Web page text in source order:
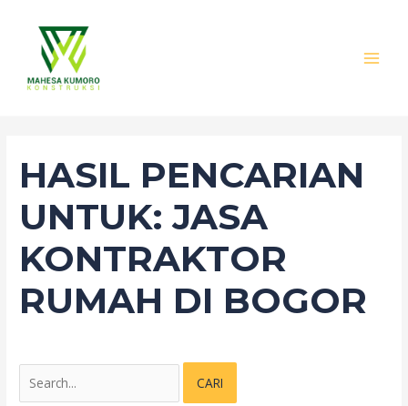
HASIL PENCARIAN
UNTUK:JASA
KONTRAKTOR
RUMAH DI BOGOR
untuk: